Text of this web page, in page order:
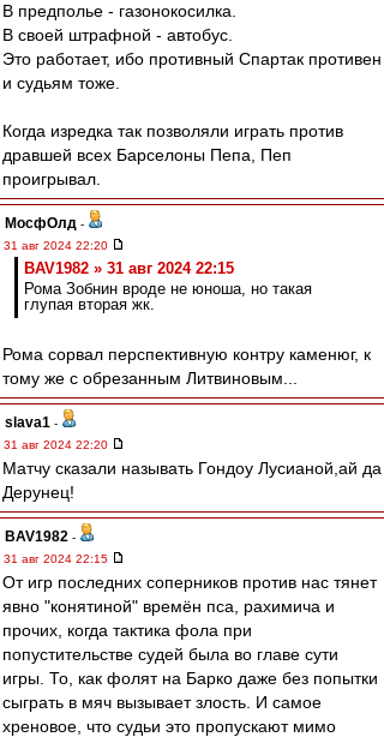
В предполье - газонокосилка.
В своей штрафной - автобус.
Это работает, ибо противный Спартак противен
и судьям тоже.
Когда изредка так позволяли играть против
дравшей всех Барселоны Пепа, Пеп
проигрывал.
МосфОлд -
31 авг 2024 22:20
BAV1982 » 31 авг 2024 22:15
Рома Зобнин вроде не юноша, но такая
глупая вторая жк.
Рома сорвал перспективную контру каменюг, к
тому же с обрезанным Литвиновым...
slava1 -
31 авг 2024 22:20
Матчу сказали называть Гондоу Лусианой,ай да
Дерунец!
BAV1982 -
31 авг 2024 22:15
От игр последних соперников против нас тянет
явно "конятиной" времён пса, рахимича и
прочих, когда тактика фола при
попустительстве судей была во главе сути
игры. То, как фолят на Барко даже без попытки
сыграть в мяч вызывает злость. И самое
хреновое, что судьи это пропускают мимо